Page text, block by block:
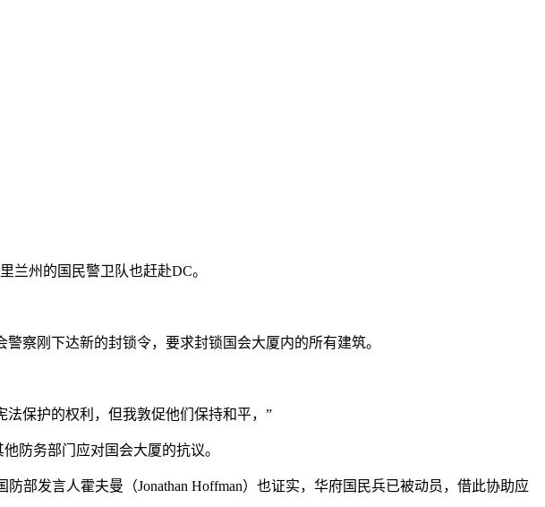
兰州的国民警卫队也赶赴DC。
察刚下达新的封锁令，要求封锁国会大厦内的所有建筑。
法保护的权利，但我敦促他们保持和平，”
防务部门应对国会大厦的抗议。
部发言人霍夫曼（Jonathan Hoffman）也证实，华府国民兵已被动员，借此协助应